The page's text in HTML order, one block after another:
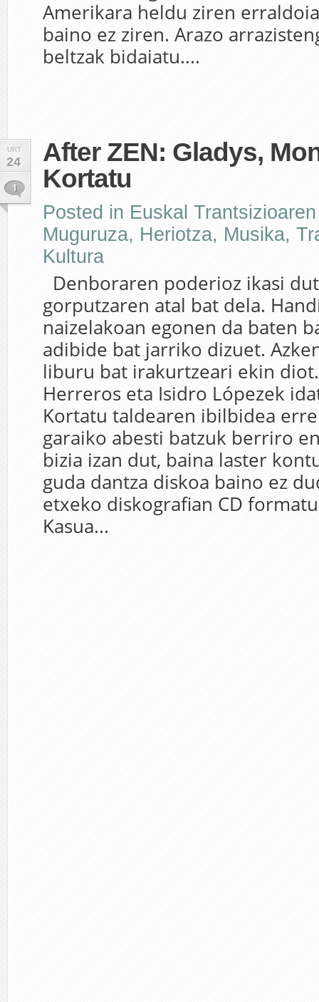
Amerikara heldu ziren
baino ez ziren. Arazo
beltzak bidaiatu....
URT
24
1
After ZEN: Gladys,
Kortatu
Posted in Euskal
Muguruza, Heriotza, Musika,
Kultura
Denboraren poderioz ikasi
gorputzaren atal bat dela.
naizelakoan egonen da baten
adibide bat jarriko dizuet.
liburu bat irakurtzeari ekin
Herreros eta Isidro Lópezek
Kortatu taldearen ibilbidea
garaiko abesti batzuk berriro
bizia izan dut, baina laster
guda dantza diskoa baino ez
etxeko diskografian CD
Kasua...